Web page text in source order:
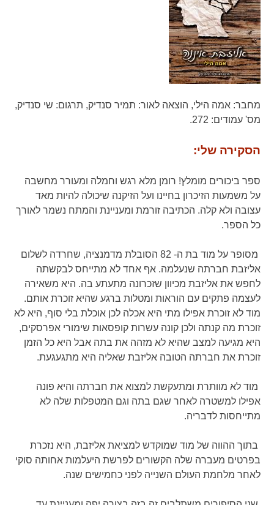
מחבר:אמה הילי, הוצאה לאור: תמיר סנדיק, תרגום: שי סנדיק,
מס' עמודים:
הסקירה שלי:
ספר ביכורים מומלץ! רומן מלא רגש וחמלה ומעורר מחשבה
על משמעות הזיכרון בחיינו ועל הזיקנה שיכולה להיות מאד
עצובה ולא קלה. הכתיבה זורמת ומעניינת והמתח נשמר לאורך
כל הספר.
מסופר על מוד בת ה- 82 הסובלת מדמנציה, שחרדה לשלום
אליזבת חברתה שנעלמה. אף אחד לא מתייחס לבקשתה
לחפש את אליזבת מכיוון שזכרונה מתעתע בה. היא משאירה
לעצמה פתקים עם הוראות ומטלות ברגע שהיא זוכרת אותם.
מוד לא זוכרת אפילו מתי היא אכלה לכן אוכלת בלי סוף, היא לא
זוכרת מה קנתה ולכן קונה עשרות קופסאות שימורי אפרסקים,
היא מגיעה למצב שהיא לא מזהה את בתה אבל היא כל הזמן
זוכרת את חברתה הטובה אליזבת שאליה היא מתגעגעת.
מוד לא מוותרת ומתעקשת למצוא את חברתה והיא פונה
אפילו למשטרה לאחר שגם בתה וגם המטפלות שלה לא
מתייחסות לדבריה.
בתוך ההווה של מוד שמוקדש למציאת אליזבת, היא נזכרת
בפרטים מעברה שלה הקשורים לפרשת היעלמות אחותה סוקי
לאחר מלחמת העולם השנייה לפני כחמישים שנה.